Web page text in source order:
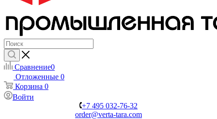
Сравнение0
Отложенные 0
Корзина 0
Войти
+7 495 032-76-32
order@verta-tara.com